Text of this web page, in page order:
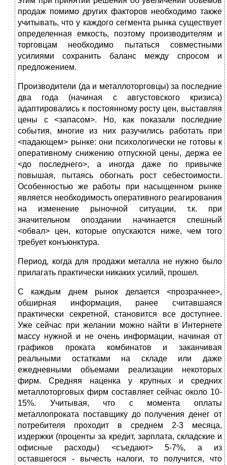
продаж помимо других факторов необходимо также
учитывать, что у каждого сегмента рынка существует
определенная емкость, поэтому производителям и
торговцам необходимо пытаться совместными
усилиями сохранить баланс между спросом и
предложением.
Производители (да и металлоторговцы) за последние
два года (начиная с августовского кризиса)
адаптировались к постоянному росту цен, выставляя
цены с <запасом>. Но, как показали последние
события, многие из них разучились работать при
<падающем> рынке: они психологически не готовы к
оперативному снижению отпускной цены, держа ее
<до последнего>, а иногда даже по привычке
повышая, пытаясь обогнать рост себестоимости.
Особенностью же работы при насыщенном рынке
является необходимость оперативного реагирования
на изменение рыночной ситуации, т.к. при
значительном опоздании начинается спешный
<обвал> цен, которые опускаются ниже, чем того
требует конъюнктура.
Период, когда для продажи металла не нужно было
прилагать практически никаких усилий, прошел.
С каждым днем рынок делается <прозрачнее>,
обширная информация, ранее считавшаяся
практически секретной, становится все доступнее.
Уже сейчас при желании можно найти в Интернете
массу нужной и не очень информации, начиная от
графиков проката комбинатов и заканчивая
реальными остатками на складе или даже
ежедневными объемами реализации некоторых
фирм. Средняя наценка у крупных и средних
металлоторговых фирм составляет сейчас около 10-
15%. Учитывая, что с момента оплаты
металлопроката поставщику до получения денег от
потребителя проходит в среднем 2-3 месяца,
издержки (проценты за кредит, зарплата, складские и
офисные расходы) <съедают> 5-7%, а из
оставшегося - вычесть налоги, то получится, что